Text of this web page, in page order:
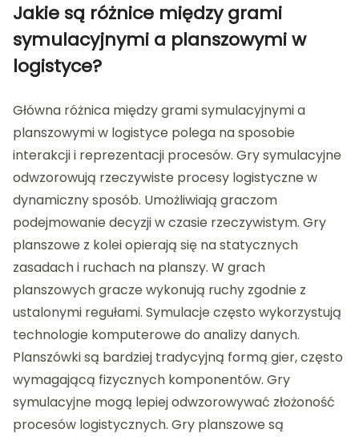
Jakie są różnice między grami
symulacyjnymi a planszowymi w
logistyce?
Główna różnica między grami symulacyjnymi a
planszowymi w logistyce polega na sposobie
interakcji i reprezentacji procesów. Gry symulacyjne
odwzorowują rzeczywiste procesy logistyczne w
dynamiczny sposób. Umożliwiają graczom
podejmowanie decyzji w czasie rzeczywistym. Gry
planszowe z kolei opierają się na statycznych
zasadach i ruchach na planszy. W grach
planszowych gracze wykonują ruchy zgodnie z
ustalonymi regułami. Symulacje często wykorzystują
technologie komputerowe do analizy danych.
Planszówki są bardziej tradycyjną formą gier, często
wymagającą fizycznych komponentów. Gry
symulacyjne mogą lepiej odwzorowywać złożoność
procesów logistycznych. Gry planszowe są